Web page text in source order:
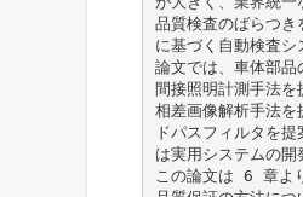
品質検査のばらつき
に基づく自動検査
論文では、車体部品
間接照明計測手法を
相差画像解析手法を
ドパスフィルタを
は実用システムの開
この論文は 6 章よ